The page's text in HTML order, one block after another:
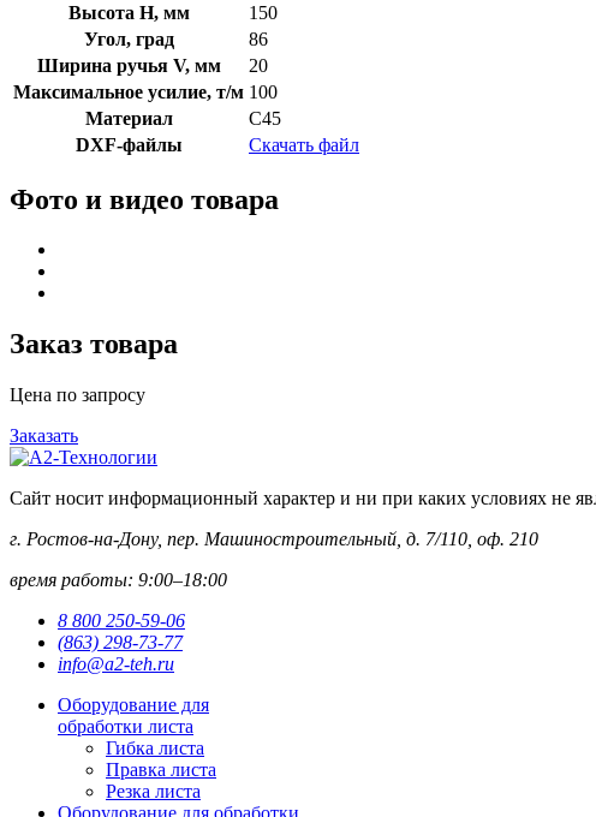
Высота H, мм
150
Угол, град
86
Ширина ручья V, мм
20
Максимальное усилие, т/м 100
Материал
C45
DXF-файлы
Скачать файл
Фото и видео товара
Заказ товара
Цена по запросу
Заказать
Сайт носит информационный характер и ни при каких условиях не
г. Ростов-на-Дону, пер. Машиностроительный, д. 7/110, оф. 210
время работы: 9:00–18:00
8 800 250-59-06
(863) 298-73-77
info@a2-teh.ru
Оборудование для
обработки листа
Гибка листа
Правка листа
Резка листа